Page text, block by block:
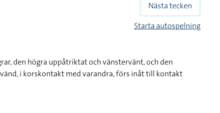
Nästa tecken
Starta autospelning
den högra uppåtriktat och vänstervänt, och den
i korskontakt med varandra, förs inåt till kontakt